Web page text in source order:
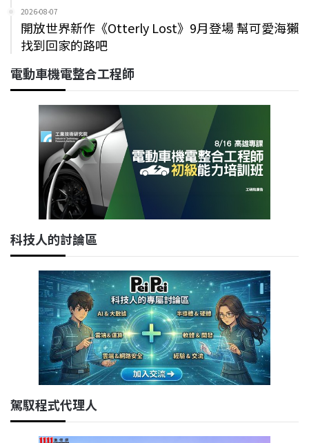
2026-08-07
開放世界新作《Otterly Lost》9月登場 幫可愛海獺
找到回家的路吧
電動車機電整合工程師
科技人的討論區
駕馭程式代理人